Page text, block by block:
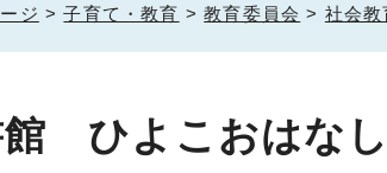
ジ >子育て・教育 >教育委員会 > 社会教
館 ひよこおはな